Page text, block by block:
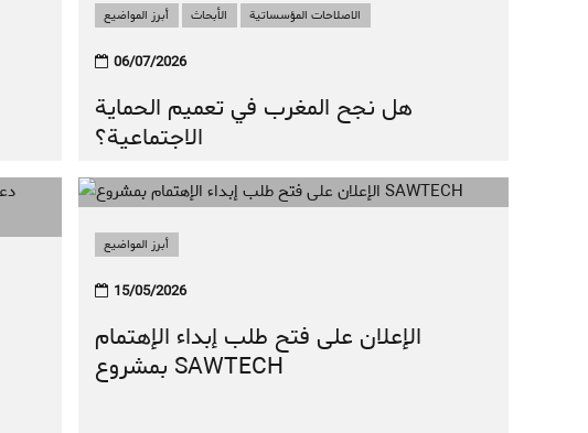
الحماية الاجتماعية
أبرز المواضيع الأبحاث الاصلاحات المؤسساتية
06/07/2026
هل نجح المغرب في تعميم الحماية
الاجتماعية؟
أبرز المواضيع
15/05/2026
الإعلان على فتح طلب إبداء الإهتمام
بمشروع SAWTECH